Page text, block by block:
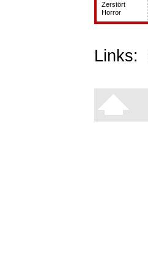
Zerstört
Horror
Links: